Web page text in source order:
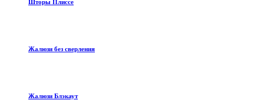
Шторы Плиссе
Жалюзи без сверления
Жалюзи Блэкаут